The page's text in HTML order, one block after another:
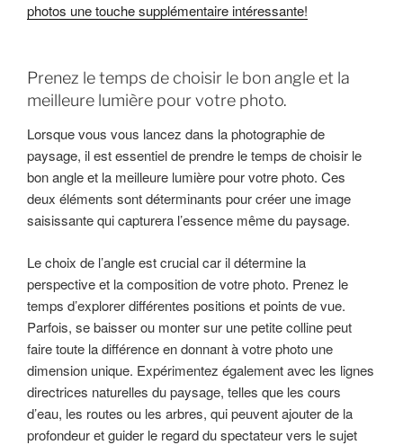
photos une touche supplémentaire intéressante!
Prenez le temps de choisir le bon angle et la
meilleure lumière pour votre photo.
Lorsque vous vous lancez dans la photographie de
paysage, il est essentiel de prendre le temps de choisir le
bon angle et la meilleure lumière pour votre photo. Ces
deux éléments sont déterminants pour créer une image
saisissante qui capturera l’essence même du paysage.
Le choix de l’angle est crucial car il détermine la
perspective et la composition de votre photo. Prenez le
temps d’explorer différentes positions et points de vue.
Parfois, se baisser ou monter sur une petite colline peut
faire toute la différence en donnant à votre photo une
dimension unique. Expérimentez également avec les lignes
directrices naturelles du paysage, telles que les cours
d’eau, les routes ou les arbres, qui peuvent ajouter de la
profondeur et guider le regard du spectateur vers le sujet